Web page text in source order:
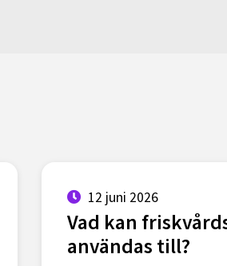
12 juni 2026
Vad kan
användas till?